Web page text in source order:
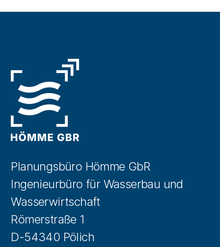
Planungsbüro Hömme GbR
Ingenieurbüro für Wasserbau und
Wasserwirtschaft
Römerstraße 1
D-54340 Pölich